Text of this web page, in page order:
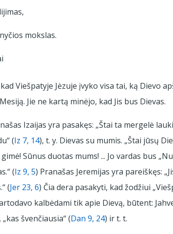
mokslas.
kad Viešpatyje Jėzuje įvyko visa tai, ką Dievo
Jie ne kartą minėjo, kad Jis bus Dievas.
Izaijas yra pasakęs: „Štai ta mergelė
(Iz 7, 14), t. y. Dievas su mumis. „Štai jūsų
Sūnus duotas mums! ... Jo vardas bus
(Iz 9, 5) Pranašas Jeremijas yra pareiškęs:
(Jer 23, 6) Čia dera pasakyti, kad žodžiui
kalbėdami tik apie Dievą, būtent:
švenčiausia“ (Dan 9, 24) ir t. t.